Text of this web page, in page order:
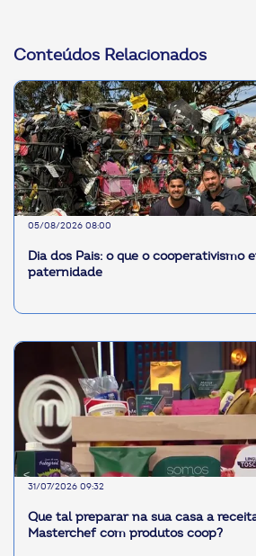
Conteúdos Relacionados
05/08/2026 08:00
Dia dos Pais: o que o cooperativismo
paternidade
31/07/2026 09:32
Que tal preparar na sua casa a
Masterchef com produtos coop?